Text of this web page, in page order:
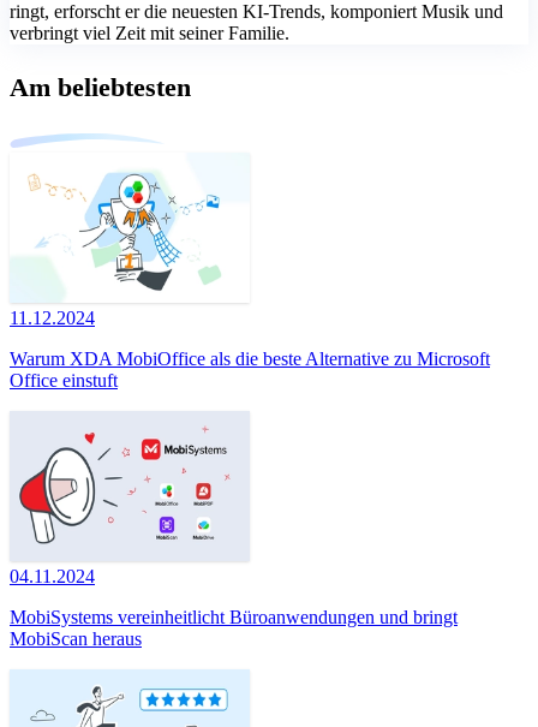
ringt, erforscht er die neuesten KI-Trends, komponiert Musik und
verbringt viel Zeit mit seiner Familie.
Am beliebtesten
11.12.2024
Warum XDA MobiOffice als die beste Alternative zu Microsoft
Office einstuft
04.11.2024
MobiSystems vereinheitlicht Büroanwendungen und bringt
MobiScan heraus